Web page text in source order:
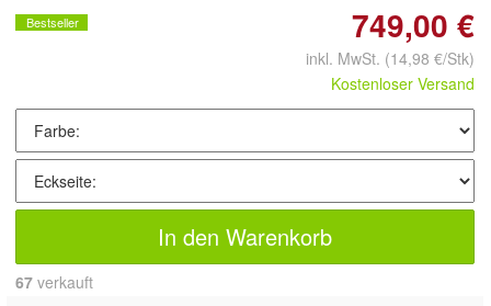
Bestseller 749,00 €
inkl. MwSt. (14,98 €/Stk)
Kostenloser Versand
In den Warenkorb
67 verkauft